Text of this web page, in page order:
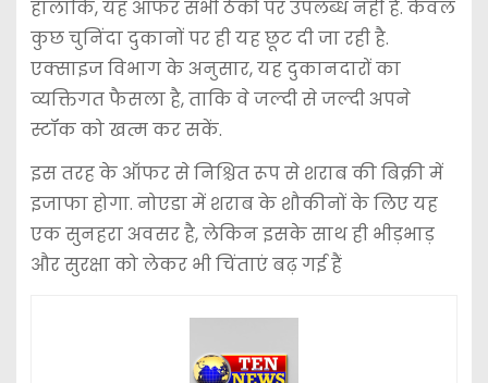
हालांकि, यह ऑफर सभी ठेकों पर उपलब्ध नहीं है. केवल
कुछ चुनिंदा दुकानों पर ही यह छूट दी जा रही है.
एक्साइज विभाग के अनुसार, यह दुकानदारों का
व्यक्तिगत फैसला है, ताकि वे जल्दी से जल्दी अपने
स्टॉक को खत्म कर सकें.
इस तरह के ऑफर से निश्चित रूप से शराब की बिक्री में
इजाफा होगा. नोएडा में शराब के शौकीनों के लिए यह
एक सुनहरा अवसर है, लेकिन इसके साथ ही भीड़भाड़
और सुरक्षा को लेकर भी चिंताएं बढ़ गई हैं